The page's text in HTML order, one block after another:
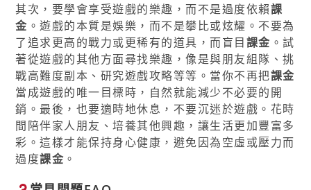
其次，要學會享受遊戲的樂趣，而不是過度依賴課
金 。遊戲的本質是娛樂，而不是攀比或炫耀。不要為
了追求更高的戰力或更稀有的道具，而盲目課金 。試
著從遊戲的其他方面尋找樂趣，像是與朋友組隊、挑
戰高難度副本、研究遊戲攻略等等。當你不再把課金
當成遊戲的唯一目標時，自然就能減少不必要的開
銷。最後，也要適時地休息，不要沉迷於遊戲。花時
間陪伴家人朋友、培養其他興趣，讓生活更加豐富多
彩。這樣才能保持身心健康，避免因為空虛或壓力而
過度課金 。